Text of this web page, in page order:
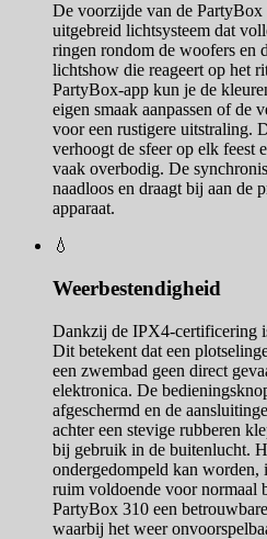
De voorzijde van de PartyBox
uitgebreid lichtsysteem dat
ringen rondom de woofers en
lichtshow die reageert op het
PartyBox-app kun je de
eigen smaak aanpassen of de
voor een rustigere uitstraling.
verhoogt de sfeer op elk feest
vaak overbodig. De
naadloos en draagt bij aan de
apparaat.
💧
Weerbestendigheid
Dankzij de IPX4-certificering
Dit betekent dat een
een zwembad geen direct
elektronica. De
afgeschermd en de
achter een stevige rubberen
bij gebruik in de buitenlucht.
ondergedompeld kan worden,
ruim voldoende voor normaal
PartyBox 310 een
waarbij het weer